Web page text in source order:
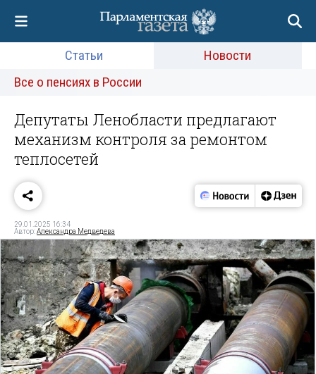
Статьи
Новости
Все о пенсиях в России
Депутаты Ленобласти предлагают
механизм контроля за ремонтом
теплосетей
29.01.2025 16:34
Автор:Александра Медведева